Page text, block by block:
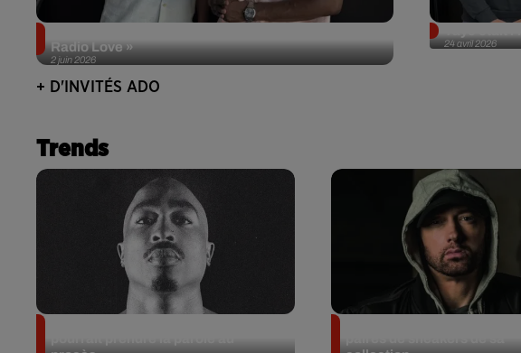
2 juin 2026
Radio Love »
24 avril 2026
+ D'INVITÉS ADO
Trends